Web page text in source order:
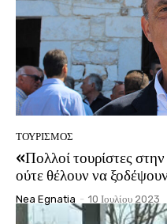
ΤΟΥΡΙΣΜΟΣ
«Πολλοί τουρίστες
ούτε θέλουν να
Nea Egnatia - 10 Ιουλίου 2023